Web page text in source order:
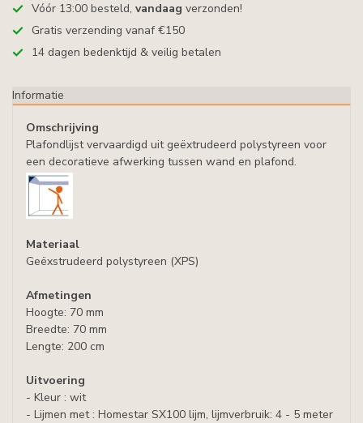
Vóór 13:00 besteld, vandaag verzonden!
Gratis verzending vanaf €150
14 dagen bedenktijd & veilig betalen
Informatie
Omschrijving
Plafondlijst vervaardigd uit geëxtrudeerd polystyreen voor
een decoratieve afwerking tussen wand en plafond.
Materiaal
Geëxstrudeerd polystyreen (XPS)
Afmetingen
Hoogte: 70 mm
Breedte: 70 mm
Lengte: 200 cm
Uitvoering
- Kleur : wit
- Lijmen met : Homestar SX100 lijm, lijmverbruik: 4 - 5 meter